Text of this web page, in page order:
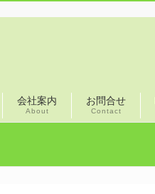
会社案内
About
お問合せ
Contact